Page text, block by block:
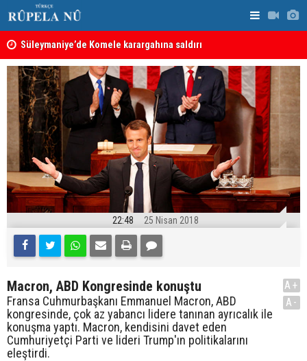
Süleymaniye’de Komele karargahına saldırı
sonuçlar
22:48 25 Nisan 2018
Macron, ABD Kongresinde konuştu
Fransa Cuhmurbaşkanı Emmanuel Macron, ABD
kongresinde, çok az yabancı lidere tanınan ayrıcalık ile
konuşma yaptı. Macron, kendisini davet eden
Cumhuriyetçi Parti ve lideri Trump'ın politikalarını
eleştirdi.
A+
A-